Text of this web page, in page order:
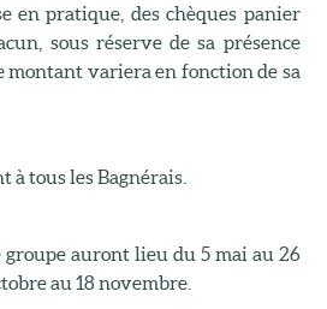
en pratique, des chèques panier
sous réserve de sa présence
montant variera en fonction de sa
à tous les Bagnérais.
groupe auront lieu du 5 mai au 26
au 18 novembre.